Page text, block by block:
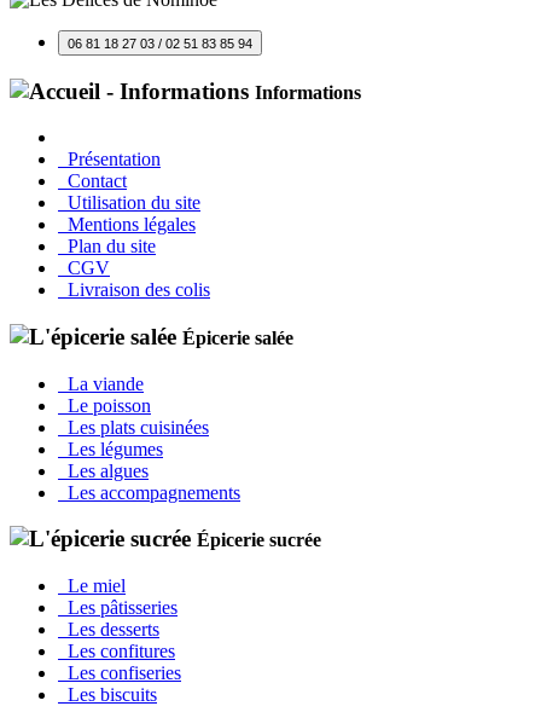
06 81 18 27 03 / 02 51 83 85 94
Informations
Présentation
Contact
Utilisation du site
Mentions légales
Plan du site
CGV
Livraison des colis
Épicerie salée
La viande
Le poisson
Les plats cuisinées
Les légumes
Les algues
Les accompagnements
Épicerie sucrée
Le miel
Les pâtisseries
Les desserts
Les confitures
Les confiseries
Les biscuits